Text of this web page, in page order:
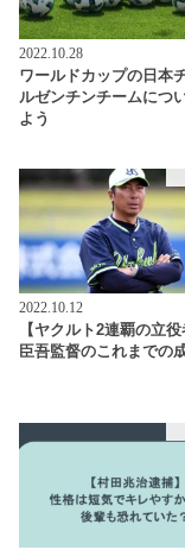
2022.10.28
ワールドカップの日本
ルゼンチンチームにつ
よう
2022.10.12
【ヤクルト2連覇の立
臣吾監督のこれまでの